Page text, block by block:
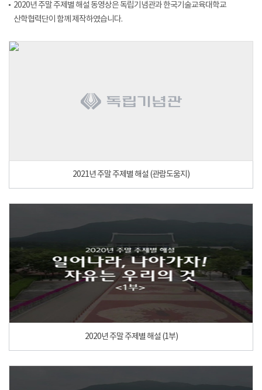
2020년 주말 주제별 해설 동영상은 독립기념관과 한국기술교육대학교
산학협력단이 함께 제작하였습니다.
2021년 주말 주제별 해설 (관람도움지)
2020년 주말 주제별 해설 (1부)